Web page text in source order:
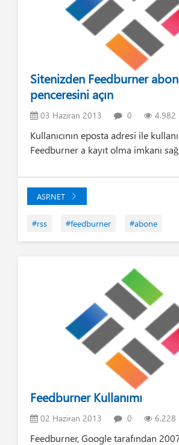
Sitenizden Feedburner
penceresini açın
03 Haziran 2013 0 4.982
Kullanıcının eposta adresi ile
Feedburner a kayıt olma imkanı
ASP.NET
#rss #feedburner #abone
Feedburner Kullanımı
02 Haziran 2013 0 6.228
Feedburner, Google tarafından 2007